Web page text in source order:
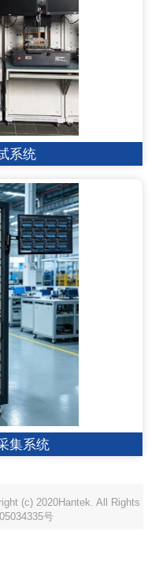
系统
集系统
(c) 2020Hantek. All Rights
号